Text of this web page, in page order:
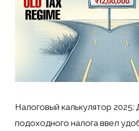
Налоговый калькулятор 2025:
подоходного налога ввел